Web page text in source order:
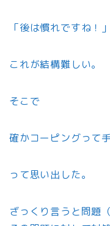
「後は慣れですね！
これが結構難しい。
そこで
確かコーピングって
って思い出した。
ざっくり言うと問題